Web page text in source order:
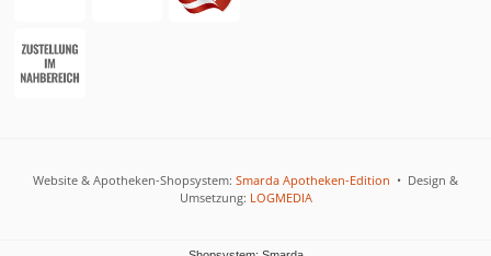
Website & Apotheken-Shopsystem: Smarda Apotheken-Edition • Design &
Umsetzung: LOGMEDIA